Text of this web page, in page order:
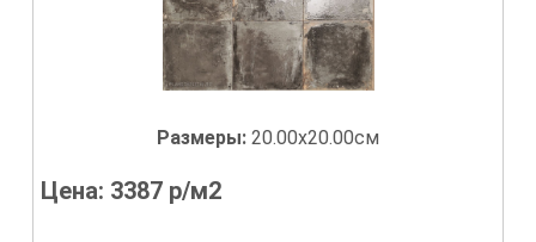
Размеры: 20.00x20.00см
Цена: 3387 р/м2